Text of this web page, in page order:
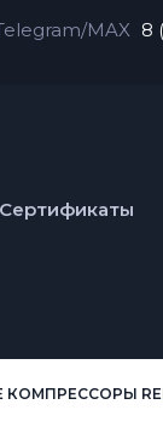
MAX 8
Сертификаты